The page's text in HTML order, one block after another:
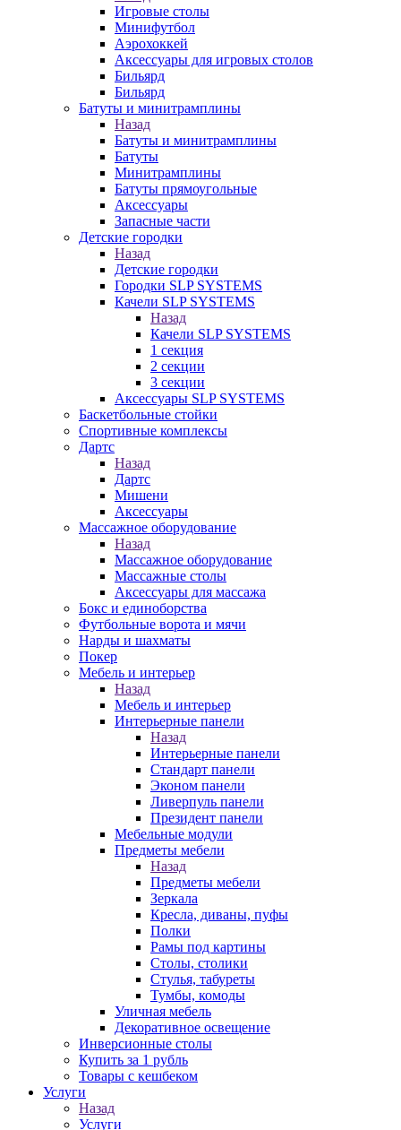
Игровые столы
Минифутбол
Аэрохоккей
Аксессуары для игровых столов
Бильяpд
Бильяpд
Батуты и минитрамплины
Назад
Батуты и минитрамплины
Батуты
Минитрамплины
Батуты прямоугольные
Аксессуары
Запасные части
Детские городки
Назад
Детские городки
Городки SLP SYSTEMS
Качели SLP SYSTEMS
Назад
Качели SLP SYSTEMS
1 секция
2 секции
3 секции
Аксессуары SLP SYSTEMS
Баскетбольные стойки
Спортивные комплексы
Дартс
Назад
Дартс
Мишени
Аксессуары
Массажное оборудование
Назад
Массажное оборудование
Массажные столы
Аксессуары для массажа
Бокс и единоборства
Футбольные ворота и мячи
Нарды и шахматы
Покер
Мебель и интерьер
Назад
Мебель и интерьер
Интерьерные панели
Назад
Интерьерные панели
Стандарт панели
Эконом панели
Ливерпуль панели
Президент панели
Мебельные модули
Предметы мебели
Назад
Предметы мебели
Зеркала
Кресла, диваны, пуфы
Полки
Рамы под картины
Столы, столики
Стулья, табуреты
Тумбы, комоды
Уличная мебель
Декоративное освещение
Инверсионные столы
Купить за 1 рубль
Товары с кешбеком
Услуги
Назад
Услуги